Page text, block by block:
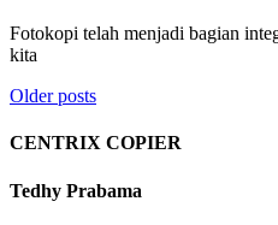
Fotokopi telah menjadi bagian
kita
Posts
navigation
Older posts
CENTRIX COPIER
Tedhy Prabama